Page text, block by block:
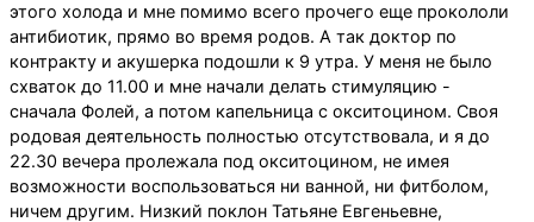
этого холода и мне помимо всего прочего еще прокололи
антибиотик, прямо во время родов. А так доктор по
контракту и акушерка подошли к 9 утра. У меня не было
схваток до 11.00 и мне начали делать стимуляцию -
сначала Фолей, а потом капельница с окситоцином. Своя
родовая деятельность полностью отсутствовала, и я до
22.30 вечера пролежала под окситоцином, не имея
возможности воспользоваться ни ванной, ни фитболом,
ничем другим. Низкий поклон Татьяне Евгеньевне,